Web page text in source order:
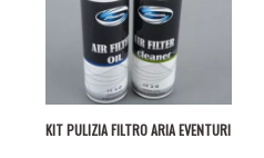
KIT PULIZIA FILTRO ARIA EVENTURI